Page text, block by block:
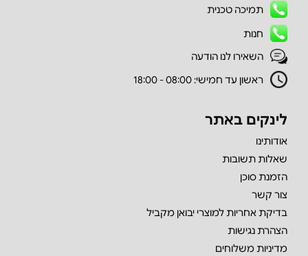
תמיכה טכנית
חנות
השאירו לנו הודעה
ראשון עד חמישי: 08:00 - 18:00
לינקים באתר
אודותינו
שאלות תשובות
הזמנת סוכן
צור קשר
בדיקת אחריות למוצרי יבואן מקביל
הצהרת נגישות
מדיניות משלוחים